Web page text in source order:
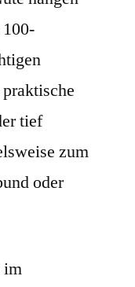
tief
zum
oder
im